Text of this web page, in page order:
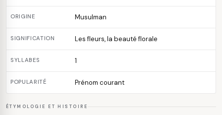
ORIGINE Musulman
SIGNIFICATION Les fleurs, la beauté florale
SYLLABES 1
POPULARITÉ Prénom courant
ÉTYMOLOGIE ET HISTOIRE